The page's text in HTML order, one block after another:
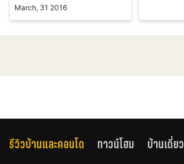
March, 31 2016
รีวิวบ้านและคอนโด ทาวน์โฮม
บ้านเดี่ย